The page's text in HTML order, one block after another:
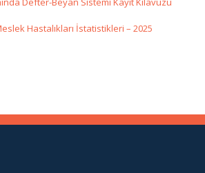
Hastalıkları İstatistikleri – 2025